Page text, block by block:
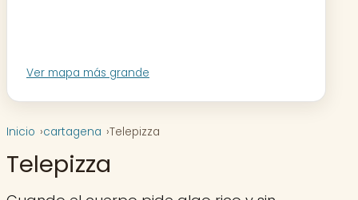
Ver mapa más grande
Inicio cartagena Telepizza
Telepizza